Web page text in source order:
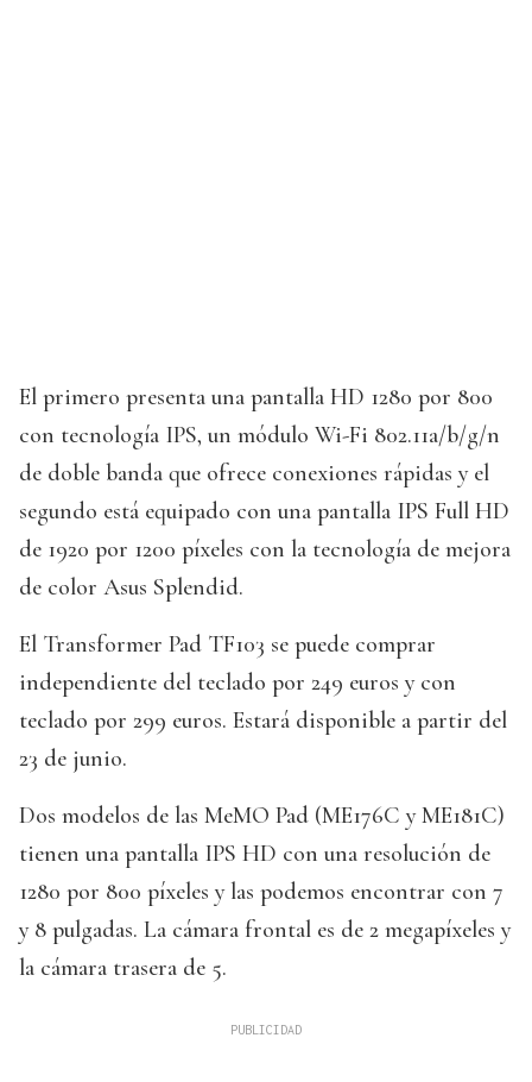
El primero presenta una pantalla HD 1280 por 800
con tecnología IPS, un módulo Wi-Fi 802.11a/b/g/n
de doble banda que ofrece conexiones rápidas y el
segundo está equipado con una pantalla IPS Full HD
de 1920 por 1200 píxeles con la tecnología de mejora
de color Asus Splendid.
El Transformer Pad TF103 se puede comprar
independiente del teclado por 249 euros y con
teclado por 299 euros. Estará disponible a partir del
23 de junio.
Dos modelos de las MeMO Pad (ME176C y ME181C)
tienen una pantalla IPS HD con una resolución de
1280 por 800 píxeles y las podemos encontrar con 7
y 8 pulgadas. La cámara frontal es de 2 megapíxeles y
la cámara trasera de 5.